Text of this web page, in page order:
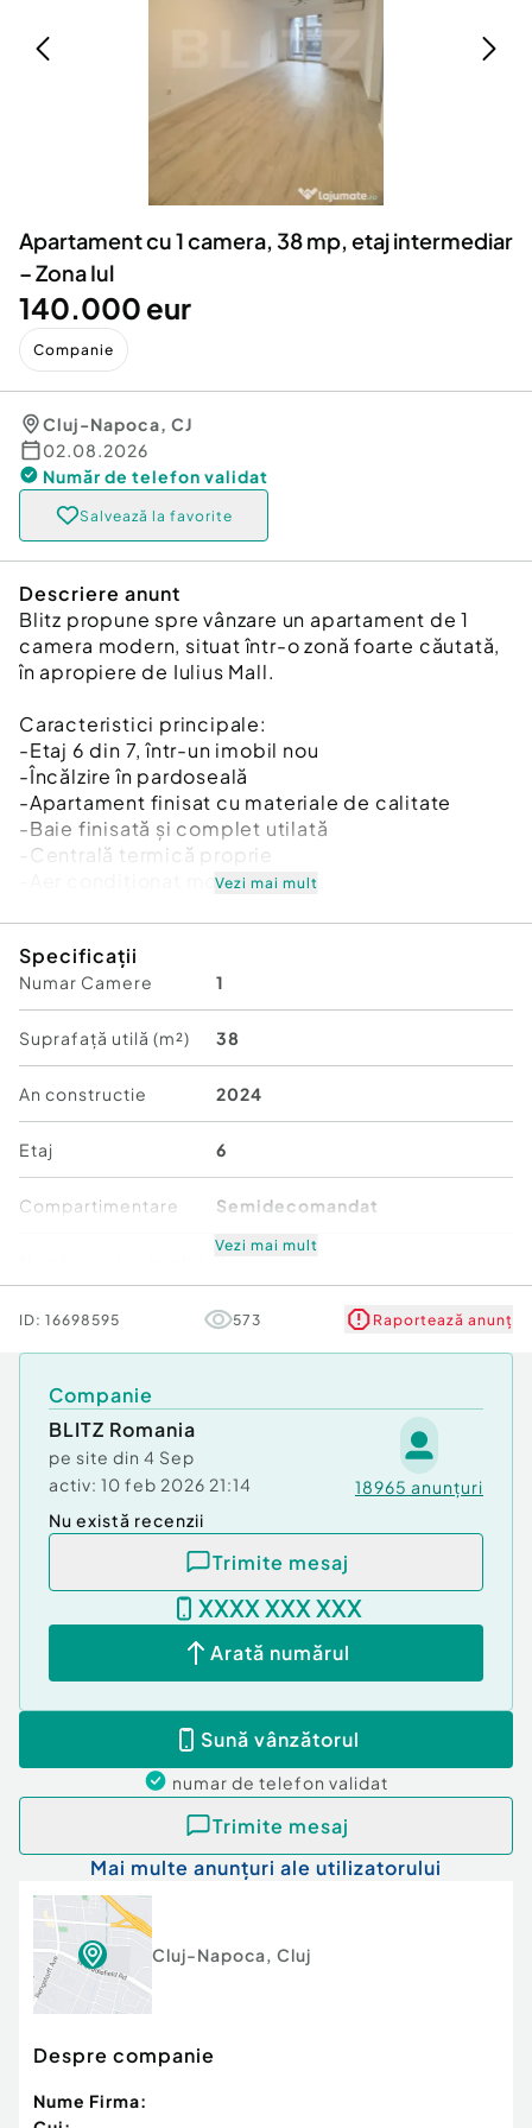
Servicii
Animale de companie
Afaceri și echipamente profesionale
Inchiriere Bunuri si Vehicule
Utilaje agricole si industriale
Piese auto si accesorii
Apartament cu 1 camera, 38 mp, etaj intermediar
– Zona Iul
140.000 eur
Companie
Cluj-Napoca, CJ
02.08.2026
Număr de telefon validat
Salvează la favorite
Descriere anunt
Blitz propune spre vânzare un apartament de 1
camera modern, situat într-o zonă foarte căutată,
în apropiere de Iulius Mall.
Caracteristici principale:
-Etaj 6 din 7, într-un imobil nou
-Încălzire în pardoseală
-Apartament finisat cu materiale de calitate
-Baie finisată și complet utilată
-Centrală termică proprie
-Aer condiționat montat
Apartamentul este ideal atât ca locuință
personală, cât și ca investiție, oferind confort și
acces rapid la toate punctele de interes ale zonei.
Pentru mai multe detalii sau programarea unei
vizionări, vă stau cu drag la dispoziție!
Cod ofertă / ID BLITZ: P159893
Id intern: P159893
Confort:1
Bloc de apartamente
Vezi mai mult
Specificații
Numar Camere 1
Suprafață utilă (m²) 38
An constructie 2024
Etaj 6
Compartimentare Semidecomandat
Mobilat/Utilat 3
Comfort
Vezi mai mult
ID: 16698595 573 Raportează anunț
Companie
BLITZ Romania
pe site din 4 Sep
activ: 10 feb 2026 21:14 18965 anunțuri
Nu există recenzii
Trimite mesaj
XXXX XXX XXX
Arată numărul
Sună vânzătorul
numar de telefon validat
Trimite mesaj
Mai multe anunțuri ale utilizatorului
Cluj-Napoca, Cluj
Despre companie
Nume Firma: